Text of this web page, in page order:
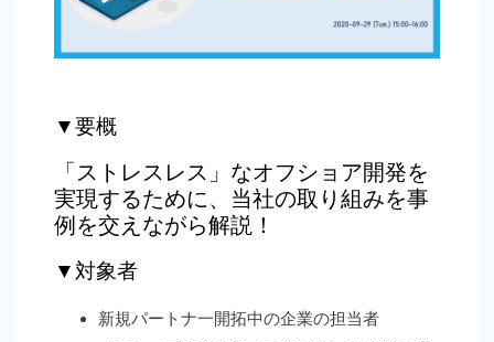
▼要概
「ストレスレス」なオフショア開発を
実現するために、当社の取り組みを事
例を交えながら解説！
▼対象者
新規パートナ一開拓中の企業の担当者